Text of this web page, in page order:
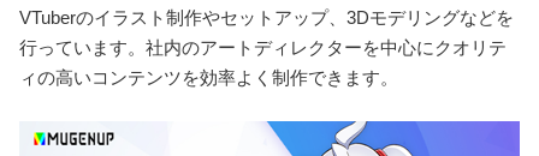
VTuberのイラスト制作やセットアップ、3Dモデリングなどを
行っています。社内のアートディレクターを中心にクオリテ
ィの高いコンテンツを効率よく制作できます。